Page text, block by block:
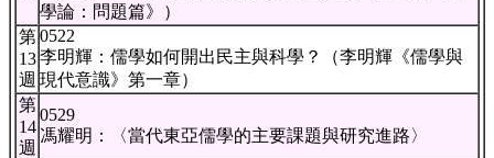
學論：問題篇》）
第
13
週
0522
李明輝：儒學如何開出民主與科學？（李明輝《儒學與
現代意識》第一章）
第
14
週
0529
馮耀明：〈當代東亞儒學的主要課題與研究進路〉